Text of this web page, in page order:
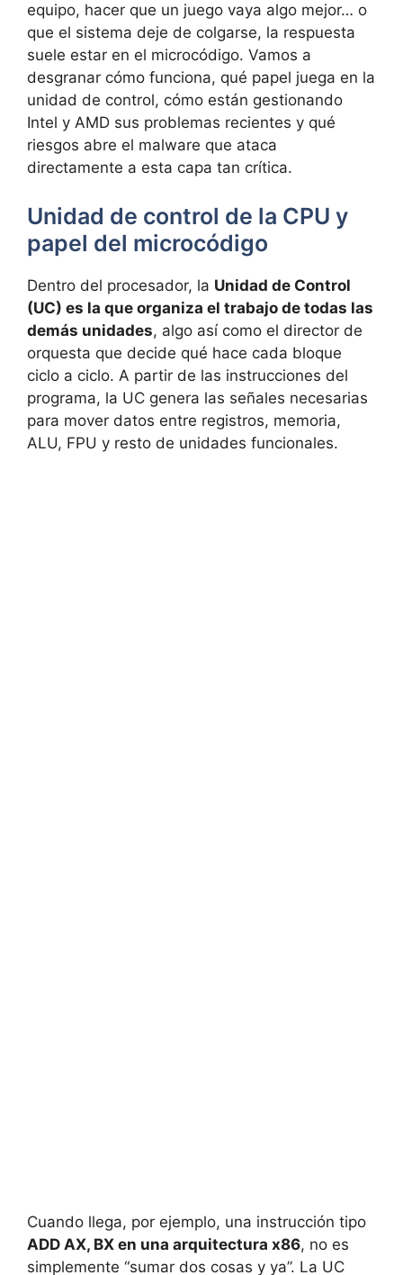
equipo, hacer que un juego vaya algo mejor… o
que el sistema deje de colgarse, la respuesta
suele estar en el microcódigo. Vamos a
desgranar cómo funciona, qué papel juega en la
unidad de control, cómo están gestionando
Intel y AMD sus problemas recientes y qué
riesgos abre el malware que ataca
directamente a esta capa tan crítica.
Unidad de control de la CPU y
papel del microcódigo
Dentro del procesador, la Unidad de Control
(UC) es la que organiza el trabajo de todas las
demás unidades, algo así como el director de
orquesta que decide qué hace cada bloque
ciclo a ciclo. A partir de las instrucciones del
programa, la UC genera las señales necesarias
para mover datos entre registros, memoria,
ALU, FPU y resto de unidades funcionales.
Cuando llega, por ejemplo, una instrucción tipo
ADD AX, BX en una arquitectura x86, no es
simplemente “sumar dos cosas y ya”. La UC